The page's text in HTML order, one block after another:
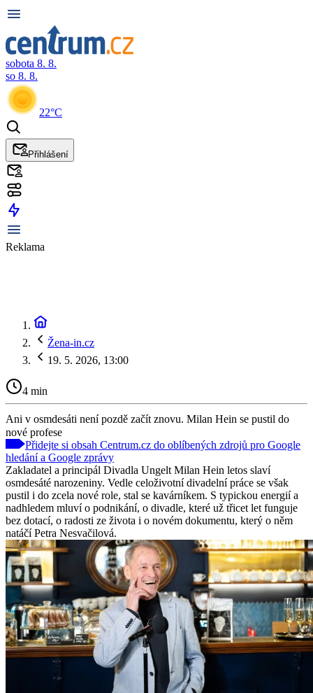
sobota 8. 8.
so 8. 8.
22°C
Přihlášení
Reklama
Žena-in.cz
19. 5. 2026, 13:00
4 min
Ani v osmdesáti není pozdě začít znovu. Milan Hein se pustil do
nové profese
Přidejte si obsah Centrum.cz do oblíbených zdrojů pro Google
hledání a Google zprávy
Zakladatel a principál Divadla Ungelt Milan Hein letos slaví
osmdesáté narozeniny. Vedle celoživotní divadelní práce se však
pustil i do zcela nové role, stal se kavárníkem. S typickou energií a
nadhledem mluví o podnikání, o divadle, které už třicet let funguje
bez dotací, o radosti ze života i o novém dokumentu, který o něm
natáčí Petra Nesvačilová.